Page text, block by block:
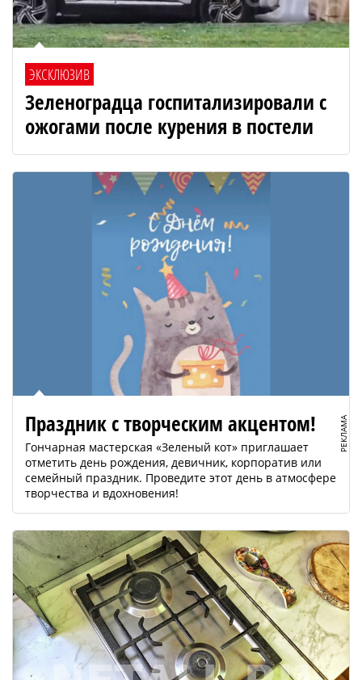
ЭКСКЛЮЗИВ
Зеленоградца госпитализировали с
ожогами после курения в постели
РЕКЛАМА
Праздник с творческим акцентом!
Гончарная мастерская «Зеленый кот» приглашает
отметить день рождения, девичник, корпоратив или
семейный праздник. Проведите этот день в атмосфере
творчества и вдохновения!